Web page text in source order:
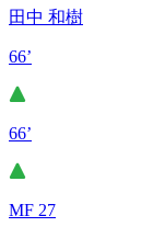
田中 和樹
66’
66’
MF 27